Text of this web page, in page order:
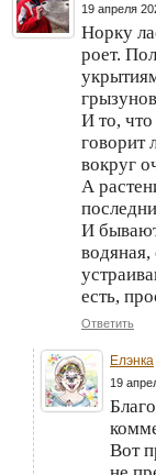
19 апреля
Норку
роет.
И то, что
говорит
вокруг
А
И
есть,
Ответить
Елэнка
19
Вот